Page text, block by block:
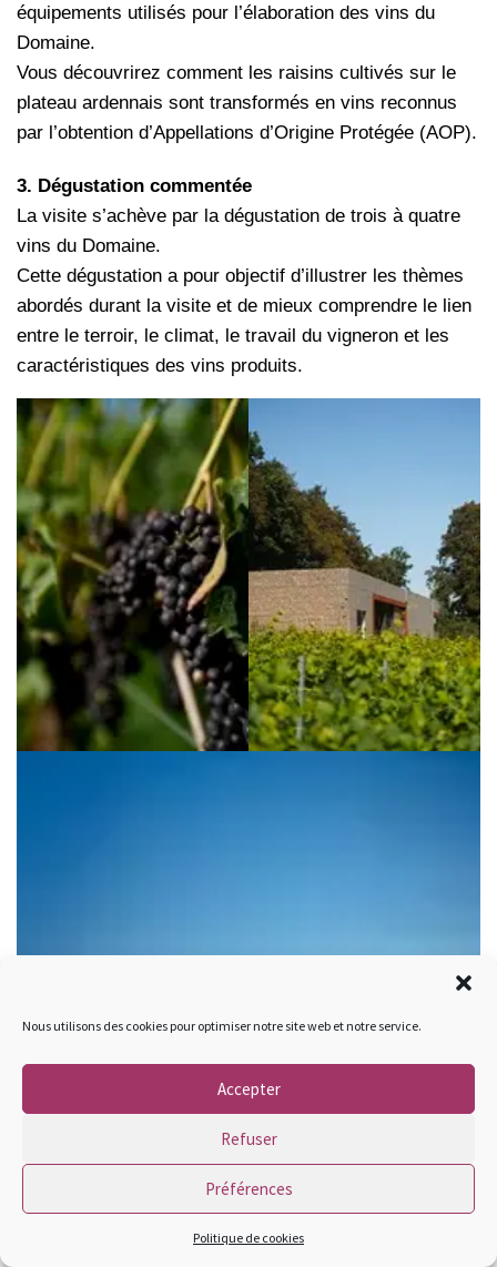
Nous utilisons des cookies pour optimiser notre site web et notre service.
Accepter
Refuser
Préférences
Politique de cookies
équipements utilisés pour l’élaboration des vins du
Domaine.
Vous découvrirez comment les raisins cultivés sur le
plateau ardennais sont transformés en vins reconnus
par l’obtention d’Appellations d’Origine Protégée (AOP).
3. Dégustation commentée
La visite s’achève par la dégustation de trois à quatre
vins du Domaine.
Cette dégustation a pour objectif d’illustrer les thèmes
abordés durant la visite et de mieux comprendre le lien
entre le terroir, le climat, le travail du vigneron et les
caractéristiques des vins produits.